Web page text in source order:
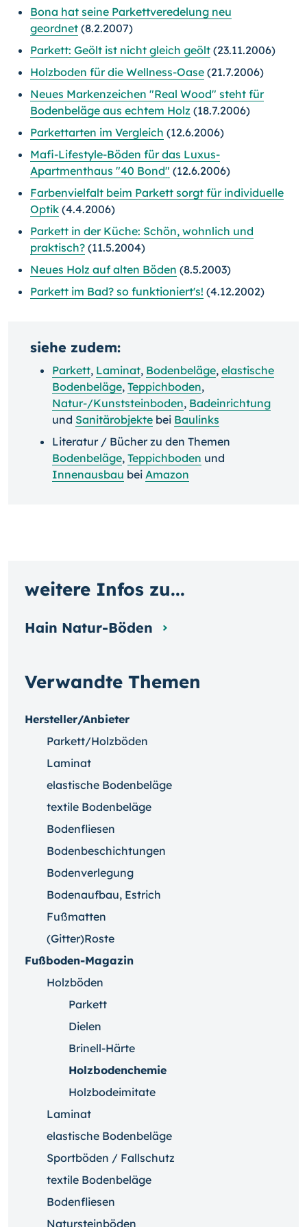
Bona hat seine Parkettveredelung neu
geordnet (8.2.2007)
Parkett: Geölt ist nicht gleich geölt (23.11.2006)
Holzboden für die Wellness-Oase (21.7.2006)
Neues Markenzeichen "Real Wood" steht für
Bodenbeläge aus echtem Holz (18.7.2006)
Parkettarten im Vergleich (12.6.2006)
Mafi-Lifestyle-Böden für das Luxus-
Apartmenthaus "40 Bond" (12.6.2006)
Farbenvielfalt beim Parkett sorgt für individuelle
Optik (4.4.2006)
Parkett in der Küche: Schön, wohnlich und
praktisch? (11.5.2004)
Neues Holz auf alten Böden (8.5.2003)
Parkett im Bad? so funktioniert's! (4.12.2002)
siehe zudem:
Parkett, Laminat, Bodenbeläge, elastische
Bodenbeläge, Teppichboden,
Natur-/Kunststeinboden, Badeinrichtung
und Sanitärobjekte bei Baulinks
Literatur / Bücher zu den Themen
Bodenbeläge, Teppichboden und
Innenausbau bei Amazon
Verwandte Themen
Hersteller/Anbieter
Parkett/Holzböden
Laminat
elastische Bodenbeläge
textile Bodenbeläge
Bodenfliesen
Bodenbeschichtungen
Bodenverlegung
Bodenaufbau, Estrich
Fußmatten
(Gitter)Roste
Fußboden-Magazin
Holzböden
Parkett
Dielen
Brinell-Härte
Holzbodenchemie
Holzbodeimitate
Laminat
elastische Bodenbeläge
Sportböden / Fallschutz
textile Bodenbeläge
Bodenfliesen
Natursteinböden
weitere Infos zu...
Hain Natur-Böden